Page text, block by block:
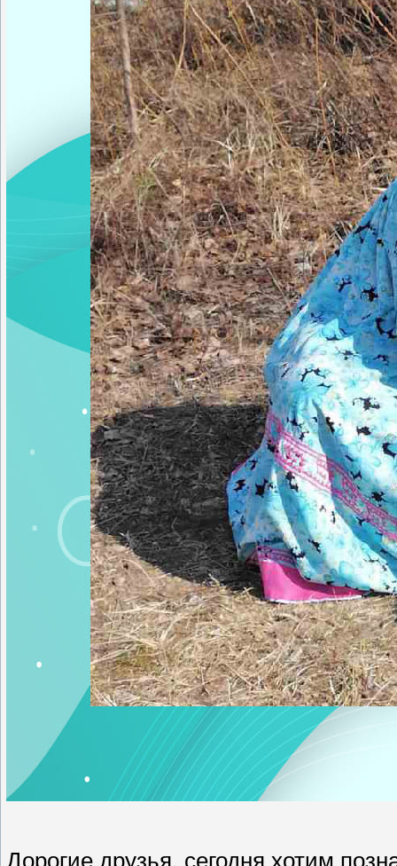
Дорогие друзья, сегодня хотим